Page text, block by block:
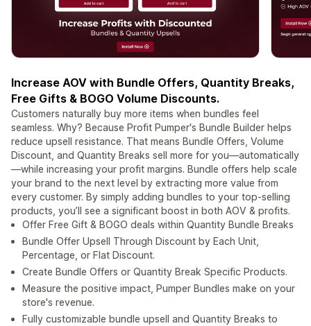
Increase AOV with Bundle Offers, Quantity Breaks,
Free Gifts & BOGO Volume Discounts.
Customers naturally buy more items when bundles feel
seamless. Why? Because Profit Pumper's Bundle Builder helps
reduce upsell resistance. That means Bundle Offers, Volume
Discount, and Quantity Breaks sell more for you—automatically
—while increasing your profit margins. Bundle offers help scale
your brand to the next level by extracting more value from
every customer. By simply adding bundles to your top-selling
products, you’ll see a significant boost in both AOV & profits.
Offer Free Gift & BOGO deals within Quantity Bundle Breaks
Bundle Offer Upsell Through Discount by Each Unit,
Percentage, or Flat Discount.
Create Bundle Offers or Quantity Break Specific Products.
Measure the positive impact, Pumper Bundles make on your
store's revenue.
Fully customizable bundle upsell and Quantity Breaks to